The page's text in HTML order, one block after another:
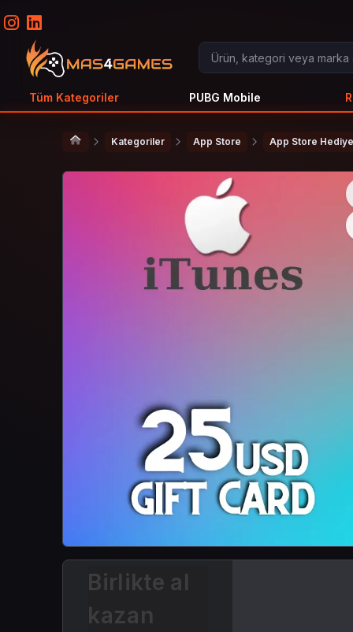
Tüm Kategoriler PUBG Mobile
Kategoriler App Store App Store Hediye
Birlikte al
kazan